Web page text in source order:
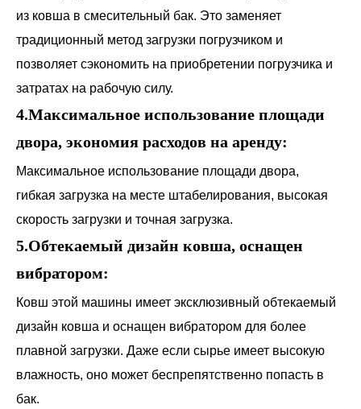
из ковша в смесительный бак. Это заменяет
традиционный метод загрузки погрузчиком и
позволяет сэкономить на приобретении погрузчика и
затратах на рабочую силу.
4.Максимальное использование площади
двора, экономия расходов на аренду:
Максимальное использование площади двора,
гибкая загрузка на месте штабелирования, высокая
скорость загрузки и точная загрузка.
5.Обтекаемый дизайн ковша, оснащен
вибратором:
Ковш этой машины имеет эксклюзивный обтекаемый
дизайн ковша и оснащен вибратором для более
плавной загрузки. Даже если сырье имеет высокую
влажность, оно может беспрепятственно попасть в
бак.